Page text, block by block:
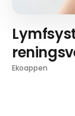
Ekoappen